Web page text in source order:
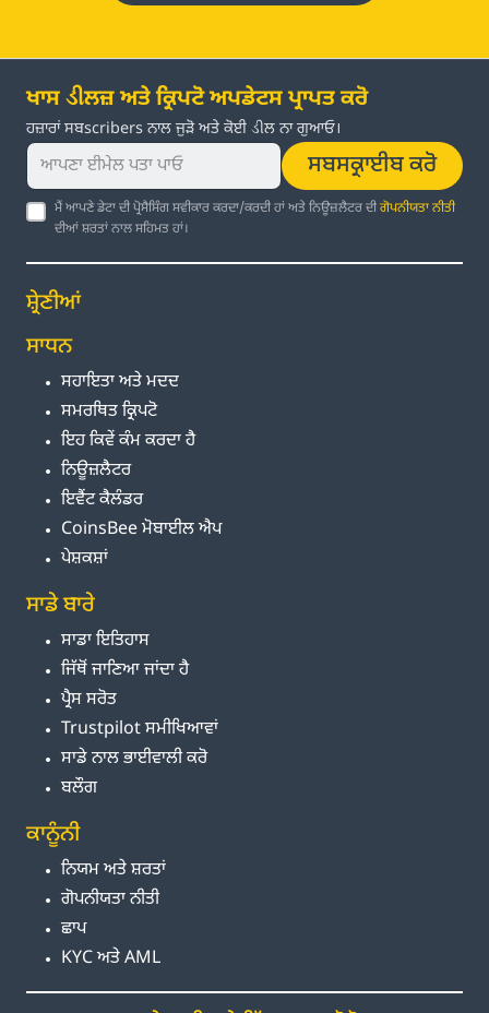
ਖਾਸ ડીਲਜ਼ ਅਤੇ ਕ੍ਰਿਪਟੋ ਅਪਡੇਟਸ ਪ੍ਰਾਪਤ ਕਰੋ
ਹਜ਼ਾਰਾਂ ਸਬscribers ਨਾਲ ਜੁੜੋ ਅਤੇ ਕੋਈ ડીਲ ਨਾ ਗੁਆਓ।
ਸਬਸਕ੍ਰਾਈਬ ਕਰੋ
ਮੈਂ ਆਪਣੇ ਡੇਟਾ ਦੀ ਪ੍ਰੋਸੈਸਿੰਗ ਸਵੀਕਾਰ ਕਰਦਾ/ਕਰਦੀ ਹਾਂ ਅਤੇ ਨਿਊਜ਼ਲੈਟਰ ਦੀਗੋਪਨੀਯਤਾ ਨੀਤੀ
ਦੀਆਂ ਸ਼ਰਤਾਂ ਨਾਲ ਸਹਿਮਤ ਹਾਂ।
ਸ਼੍ਰੇਣੀਆਂ
ਸਾਧਨ
ਸਹਾਇਤਾ ਅਤੇ ਮਦਦ
ਸਮਰਥਿਤ ਕ੍ਰਿਪਟੋ
ਇਹ ਕਿਵੇਂ ਕੰਮ ਕਰਦਾ ਹੈ
ਨਿਊਜ਼ਲੈਟਰ
ਇਵੈਂਟ ਕੈਲੰਡਰ
CoinsBee ਮੋਬਾਈਲ ਐਪ
ਪੇਸ਼ਕਸ਼ਾਂ
ਸਾਡੇ ਬਾਰੇ
ਸਾਡਾ ਇਤਿਹਾਸ
ਜਿੱਥੋਂ ਜਾਣਿਆ ਜਾਂਦਾ ਹੈ
ਪ੍ਰੈਸ ਸਰੋਤ
Trustpilot ਸਮੀਖਿਆਵਾਂ
ਸਾਡੇ ਨਾਲ ਭਾਈਵਾਲੀ ਕਰੋ
ਬਲੌਗ
ਕਾਨੂੰਨੀ
ਨਿਯਮ ਅਤੇ ਸ਼ਰਤਾਂ
ਗੋਪਨੀਯਤਾ ਨੀਤੀ
ਛਾਪ
KYC ਅਤੇ AML